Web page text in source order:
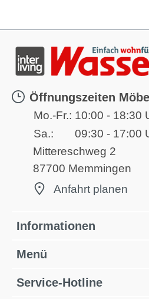
Öffnungszeiten
Mo.-Fr.: 10:00 - 18:30
Sa.:
09:30 - 17:00
Mittereschweg 2
87700 Memmingen
Anfahrt planen
Informationen
Menü
Service-Hotline